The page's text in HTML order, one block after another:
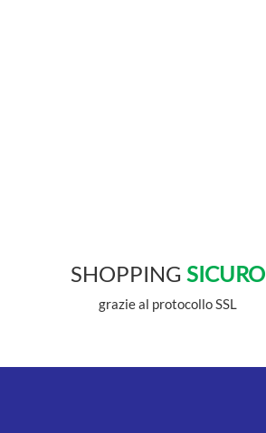
SHOPPING SICURO
grazie al protocollo SSL